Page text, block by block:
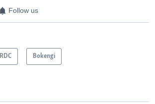
Follow us
RDC Bokengi